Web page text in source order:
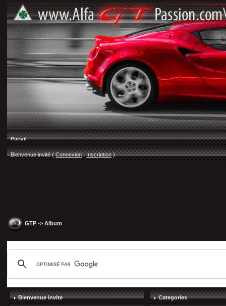
Portail
Bienvenue invité ( Connexion |Inscription)
GTP -> Album
Bienvenue invite
Categories